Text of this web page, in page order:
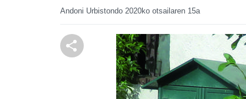
Andoni Urbistondo 2020ko otsailaren 15a